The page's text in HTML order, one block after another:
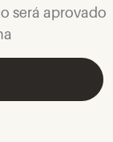
será aprovado